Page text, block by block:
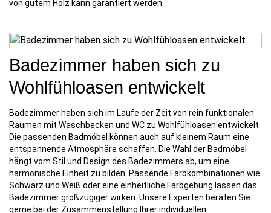
von gutem Holz kann garantiert werden.
Badezimmer haben sich zu
Wohlfühloasen entwickelt
Badezimmer haben sich im Laufe der Zeit von rein funktionalen
Räumen mit Waschbecken und WC zu Wohlfühloasen entwickelt.
Die passenden Badmöbel können auch auf kleinem Raum eine
entspannende Atmosphäre schaffen. Die Wahl der Badmöbel
hängt vom Stil und Design des Badezimmers ab, um eine
harmonische Einheit zu bilden. Passende Farbkombinationen wie
Schwarz und Weiß oder eine einheitliche Farbgebung lassen das
Badezimmer großzügiger wirken. Unsere Experten beraten Sie
gerne bei der Zusammenstellung Ihrer individuellen